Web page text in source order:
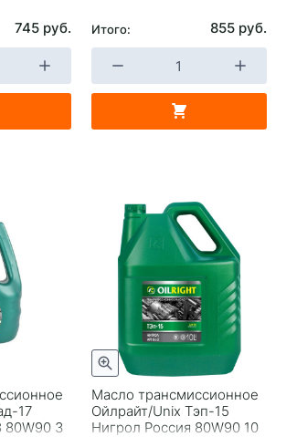
745 руб. Итого: 855 руб.
17
80W90 3
Масло трансмиссионное
Ойлрайт/Unix Тэп-15
Нигрол Россия 80W90 10